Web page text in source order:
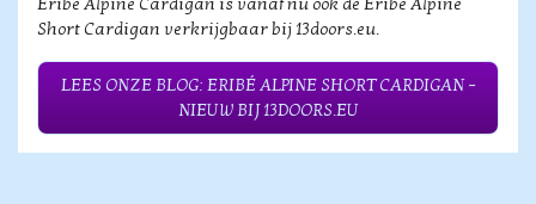
Short Cardigan verkrijgbaar bij 13doors.eu.
LEES ONZE BLOG: ERIBÉ ALPINE SHORT CARDIGAN –
NIEUW BIJ 13DOORS.EU